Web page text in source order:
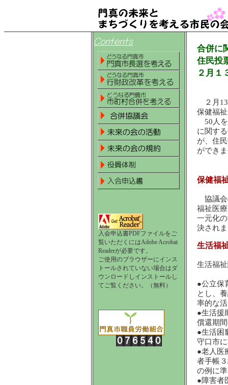
入会申込書PDFファイルをご
覧いただくにはAdobe Acrobat
Readerが必要です。
ご使用のブラウザーにインス
トールされていない場合はダ
ウンロードしインストールし
てご覧ください。（無料）
合併に
住民投
２月１
２月13
保健福
50人を
に関す
が、住
ができ
保健福
協議会
福祉医
一元化
決され
生活福
生活福
●公立保
とし、
率的な
●生活援
償還期
●生活困
守口市
●老人医
者手帳
の例に
●障害者